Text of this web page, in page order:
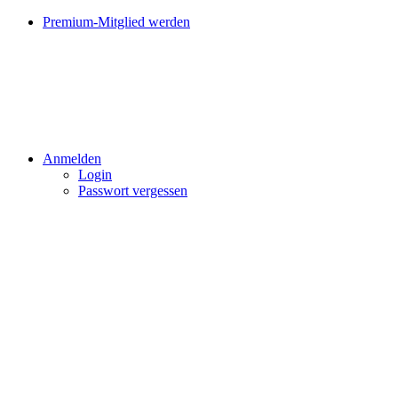
Premium-Mitglied werden
Anmelden
Login
Passwort vergessen